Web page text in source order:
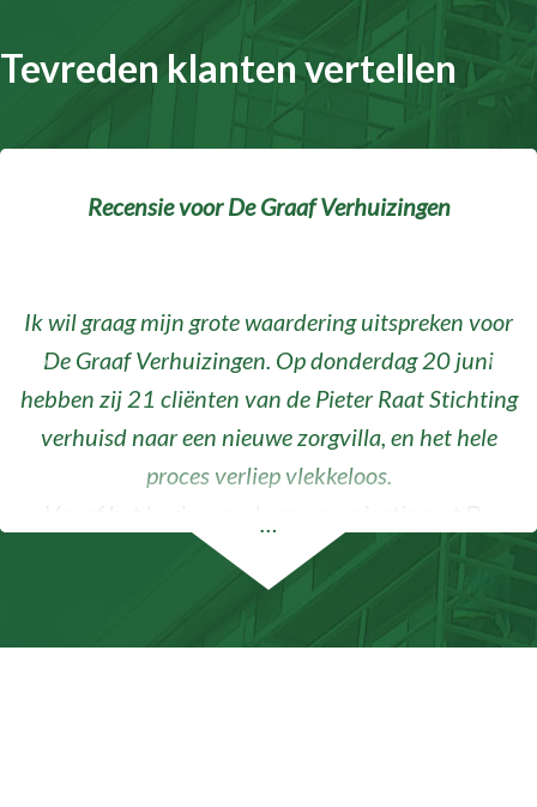
Tevreden klanten vertellen
Recensie voor De Graaf Verhuizingen
Ik wil graag mijn grote waardering uitspreken voor
De Graaf Verhuizingen. Op donderdag 20 juni
hebben zij 21 cliënten van de Pieter Raat Stichting
verhuisd naar een nieuwe zorgvilla, en het hele
proces verliep vlekkeloos.
Vanaf het begin was de communicatie met De
Graaf Verhuizingen uitstekend. Ze waren altijd
bereikbaar, reageerden snel op vragen en gaven
duidelijke informatie over wat we konden
…